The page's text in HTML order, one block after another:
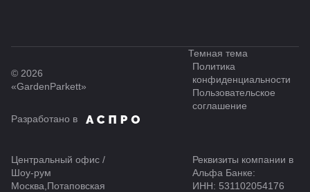
© 2026
«GardenParkett»
Темная тема
Политика
конфиденциальности
Пользовательское
соглашение
Разработано в
Центральный офис /
Шоу-рум
Москва,Потаповская
Реквизиты компании в
Альфа Банке:
ИНН: 531102054176